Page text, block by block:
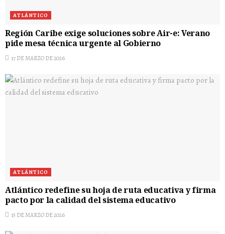
ATLÁNTICO
Región Caribe exige soluciones sobre Air-e: Verano
pide mesa técnica urgente al Gobierno
17 DE MARZO DE 2026
ATLÁNTICO
Atlántico redefine su hoja de ruta educativa y firma
pacto por la calidad del sistema educativo
15 DE MARZO DE 2026